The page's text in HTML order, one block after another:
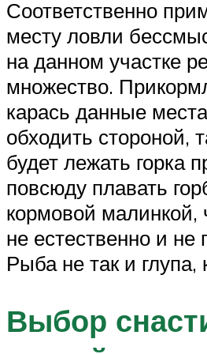
Соответственно
месту ловли
на данном участке
множество.
карась данные
обходить стороной,
будет лежать горка
повсюду плавать
кормовой
не естественно и не
Рыба не так и глупа,
Выбор